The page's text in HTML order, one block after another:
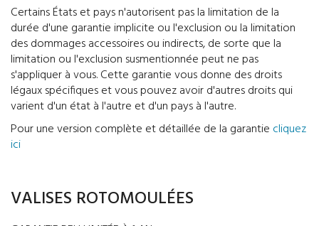
Certains États et pays n'autorisent pas la limitation de la
durée d'une garantie implicite ou l'exclusion ou la limitation
des dommages accessoires ou indirects, de sorte que la
limitation ou l'exclusion susmentionnée peut ne pas
s'appliquer à vous. Cette garantie vous donne des droits
légaux spécifiques et vous pouvez avoir d'autres droits qui
varient d'un état à l'autre et d'un pays à l'autre.
Pour une version complète et détaillée de la garantie cliquez
ici
VALISES ROTOMOULÉES